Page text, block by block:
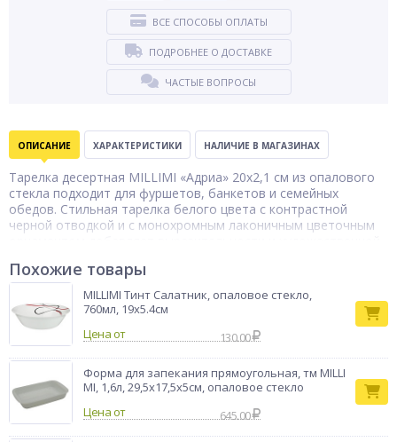
ВСЕ СПОСОБЫ ОПЛАТЫ
ПОДРОБНЕЕ О ДОСТАВКЕ
ЧАСТЫЕ ВОПРОСЫ
ОПИСАНИЕ ХАРАКТЕРИСТИКИ НАЛИЧИЕ В МАГАЗИНАХ
Тарелка десертная MILLIMI «Адриа» 20x2,1 см из опалового
стекла подходит для фуршетов, банкетов и семейных
обедов. Стильная тарелка белого цвета с контрастной
черной отводкой и с монохромным лаконичным цветочным
порционной подачи торта, пирожных, печенья, фруктовых
нарезок и других десертов. Опаловое стекло отличается
высокой степенью гигиеничности и практичностью: не
впитывает запахи, легко моется и устойчиво к механическим
повреждениям при аккуратном использовании.
Бренд MILLIMI
Похожие товары
MILLIMI Тинт Салатник, опаловое стекло,
760мл, 19х5.4см
Цена от
130.00
Форма для запекания прямоугольная, тм MILLI
MI, 1,6л, 29,5x17,5x5см, опаловое стекло
Цена от
645.00